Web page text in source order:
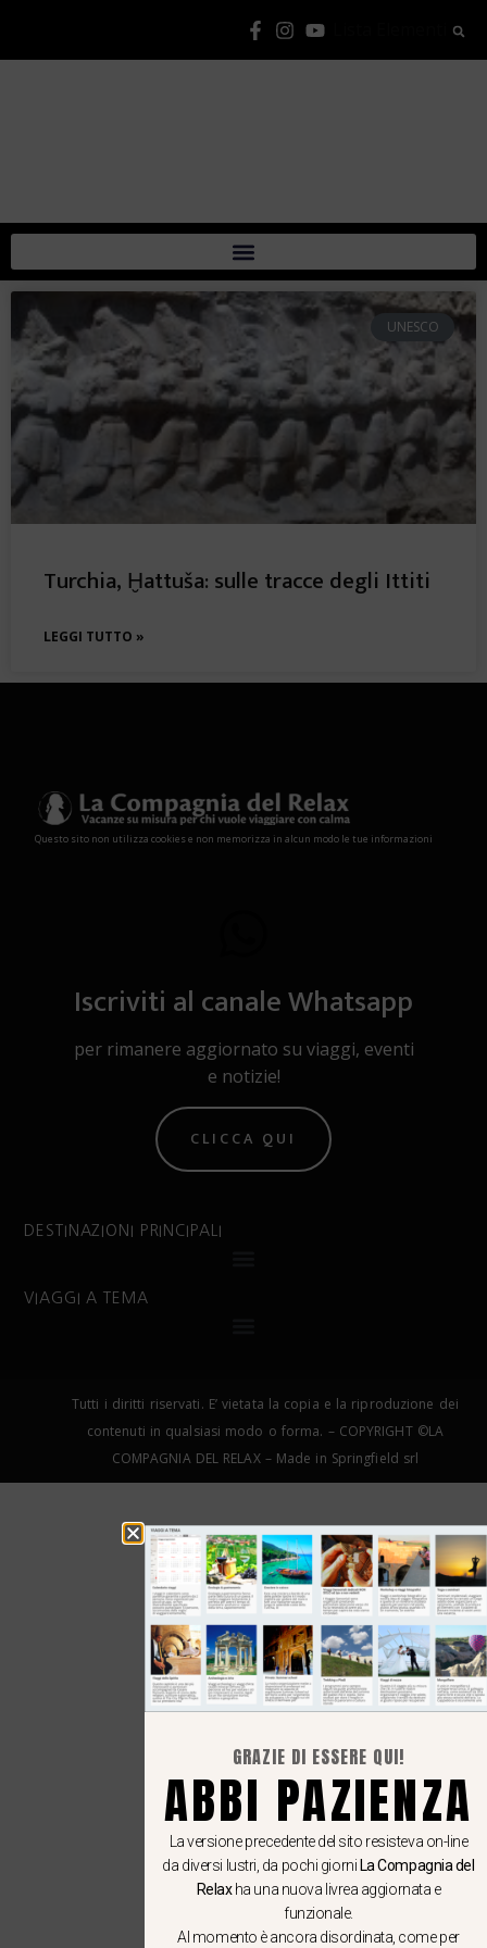
UNESCO
Turchia, Ḫattuša: sulle tracce degli Ittiti
LEGGI TUTTO »
Questo sito non utilizza cookies e non memorizza in alcun modo le tue informazioni
Iscriviti al canale Whatsapp
per rimanere aggiornato su viaggi, eventi
e notizie!
CLICCA QUI
DESTINAZIONI PRINCIPALI
VIAGGI A TEMA
Tutti i diritti riservati. E’ vietata la copia e la riproduzione dei
contenuti in qualsiasi modo o forma. – COPYRIGHT ©LA
COMPAGNIA DEL RELAX – Made in Springfield srl
GRAZIE DI ESSERE QUI!
ABBI PAZIENZA
La versione precedente del sito resisteva on-line
da diversi lustri, da pochi giorni La Compagnia del
Relaxha una nuova livrea aggiornata e
funzionale.
Al momento è ancora disordinata, come per